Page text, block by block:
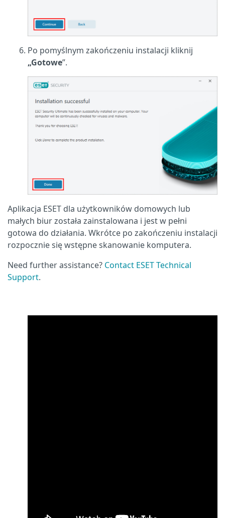
Po pomyślnym zakończeniu instalacji kliknij
„Gotowe”.
Aplikacja ESET dla użytkowników domowych lub
małych biur została zainstalowana i jest w pełni
gotowa do działania. Wkrótce po zakończeniu instalacji
rozpocznie się wstępne skanowanie komputera.
Need further assistance? Contact ESET Technical
Support.